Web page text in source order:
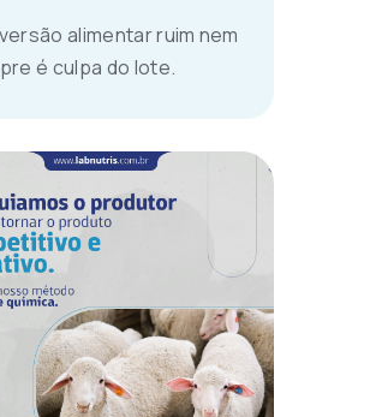
alimentar ruim nem
é culpa do lote.